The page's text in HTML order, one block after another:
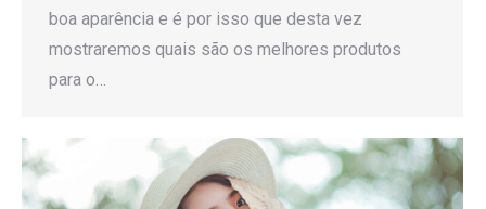
boa aparência e é por isso que desta vez
mostraremos quais são os melhores produtos
para o…